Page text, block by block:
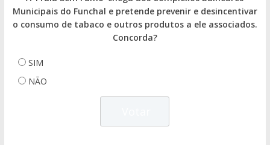
Municipais do Funchal e pretende prevenir e desincentivar
o consumo de tabaco e outros produtos a ele associados.
Concorda?
SIM
NÃO